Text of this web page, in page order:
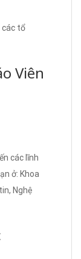
các tổ
Viên
các lĩnh
ở: Khoa
Nghệ